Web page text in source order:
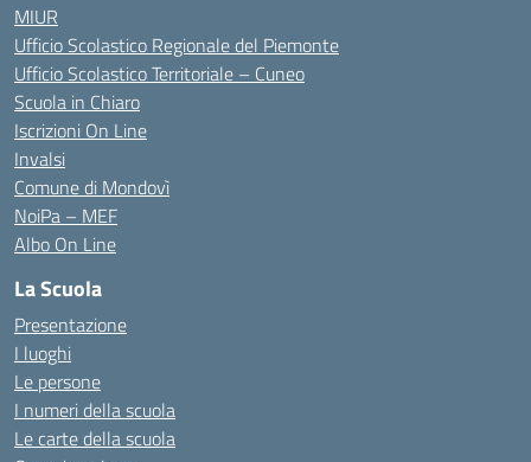
MIUR
Ufficio Scolastico Regionale del Piemonte
Ufficio Scolastico Territoriale – Cuneo
Scuola in Chiaro
Iscrizioni On Line
Invalsi
Comune di Mondovì
NoiPa – MEF
Albo On Line
La Scuola
Presentazione
I luoghi
Le persone
I numeri della scuola
Le carte della scuola